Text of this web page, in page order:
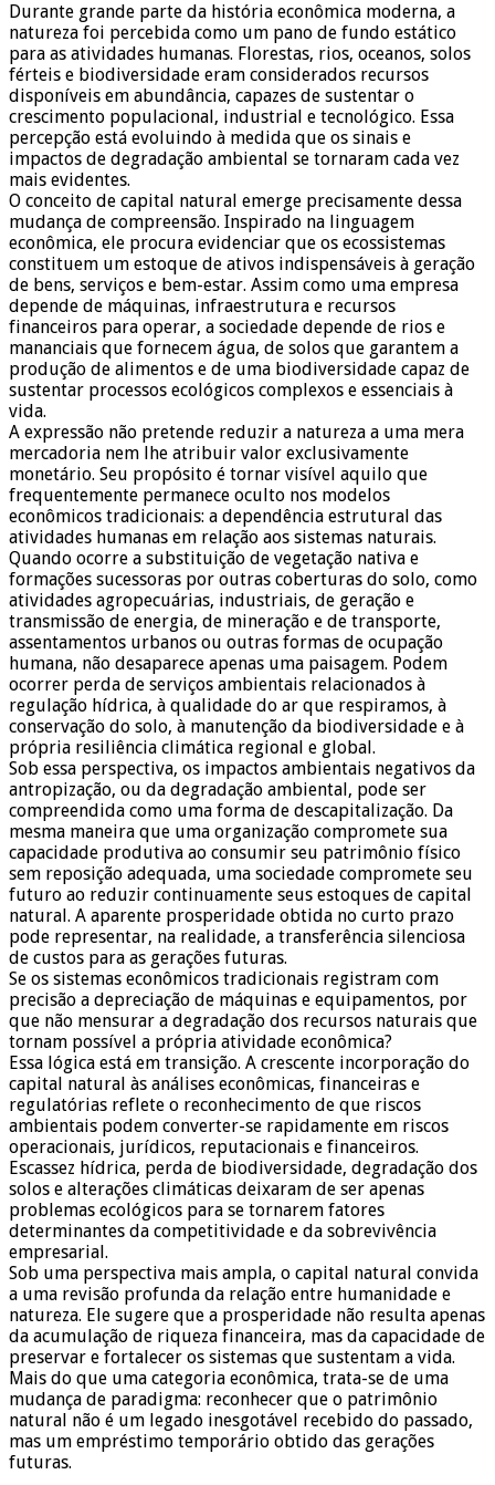
Durante grande parte da história econômica moderna, a
natureza foi percebida como um pano de fundo estático
para as atividades humanas. Florestas, rios, oceanos, solos
férteis e biodiversidade eram considerados recursos
disponíveis em abundância, capazes de sustentar o
crescimento populacional, industrial e tecnológico. Essa
percepção está evoluindo à medida que os sinais e
impactos de degradação ambiental se tornaram cada vez
mais evidentes.
O conceito de capital natural emerge precisamente dessa
mudança de compreensão. Inspirado na linguagem
econômica, ele procura evidenciar que os ecossistemas
constituem um estoque de ativos indispensáveis à geração
de bens, serviços e bem-estar. Assim como uma empresa
depende de máquinas, infraestrutura e recursos
financeiros para operar, a sociedade depende de rios e
mananciais que fornecem água, de solos que garantem a
produção de alimentos e de uma biodiversidade capaz de
sustentar processos ecológicos complexos e essenciais à
vida.
A expressão não pretende reduzir a natureza a uma mera
mercadoria nem lhe atribuir valor exclusivamente
monetário. Seu propósito é tornar visível aquilo que
frequentemente permanece oculto nos modelos
econômicos tradicionais: a dependência estrutural das
atividades humanas em relação aos sistemas naturais.
Quando ocorre a substituição de vegetação nativa e
formações sucessoras por outras coberturas do solo, como
atividades agropecuárias, industriais, de geração e
transmissão de energia, de mineração e de transporte,
assentamentos urbanos ou outras formas de ocupação
humana, não desaparece apenas uma paisagem. Podem
ocorrer perda de serviços ambientais relacionados à
regulação hídrica, à qualidade do ar que respiramos, à
conservação do solo, à manutenção da biodiversidade e à
própria resiliência climática regional e global.
Sob essa perspectiva, os impactos ambientais negativos da
antropização, ou da degradação ambiental, pode ser
compreendida como uma forma de descapitalização. Da
mesma maneira que uma organização compromete sua
capacidade produtiva ao consumir seu patrimônio físico
sem reposição adequada, uma sociedade compromete seu
futuro ao reduzir continuamente seus estoques de capital
natural. A aparente prosperidade obtida no curto prazo
pode representar, na realidade, a transferência silenciosa
de custos para as gerações futuras.
Se os sistemas econômicos tradicionais registram com
precisão a depreciação de máquinas e equipamentos, por
que não mensurar a degradação dos recursos naturais que
tornam possível a própria atividade econômica?
Essa lógica está em transição. A crescente incorporação do
capital natural às análises econômicas, financeiras e
regulatórias reflete o reconhecimento de que riscos
ambientais podem converter-se rapidamente em riscos
operacionais, jurídicos, reputacionais e financeiros.
Escassez hídrica, perda de biodiversidade, degradação dos
solos e alterações climáticas deixaram de ser apenas
problemas ecológicos para se tornarem fatores
determinantes da competitividade e da sobrevivência
empresarial.
Sob uma perspectiva mais ampla, o capital natural convida
a uma revisão profunda da relação entre humanidade e
natureza. Ele sugere que a prosperidade não resulta apenas
da acumulação de riqueza financeira, mas da capacidade de
preservar e fortalecer os sistemas que sustentam a vida.
Mais do que uma categoria econômica, trata-se de uma
mudança de paradigma: reconhecer que o patrimônio
natural não é um legado inesgotável recebido do passado,
mas um empréstimo temporário obtido das gerações
futuras.